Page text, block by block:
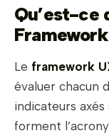
Qu’est-ce
Le framework
évaluer chacun
indicateurs axés
forment